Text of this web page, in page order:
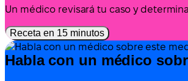
Un médico revisará tu caso y
Receta en 15 minutos
Habla con un médico